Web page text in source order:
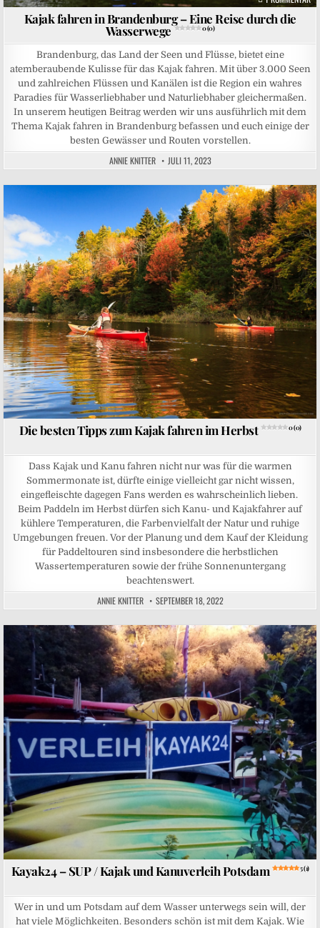
Kajak fahren in Brandenburg – Eine Reise durch die
Wasserwege 0 (0)
Brandenburg, das Land der Seen und Flüsse, bietet eine
atemberaubende Kulisse für das Kajak fahren. Mit über 3.000 Seen
und zahlreichen Flüssen und Kanälen ist die Region ein wahres
Paradies für Wasserliebhaber und Naturliebhaber gleichermaßen.
In unserem heutigen Beitrag werden wir uns ausführlich mit dem
Thema Kajak fahren in Brandenburg befassen und euch einige der
besten Gewässer und Routen vorstellen.
ANNIE KNITTER JULI 11, 2023
Die besten Tipps zum Kajak fahren im Herbst 0 (0)
Dass Kajak und Kanu fahren nicht nur was für die warmen
Sommermonate ist, dürfte einige vielleicht gar nicht wissen,
eingefleischte dagegen Fans werden es wahrscheinlich lieben.
Beim Paddeln im Herbst dürfen sich Kanu- und Kajakfahrer auf
kühlere Temperaturen, die Farbenvielfalt der Natur und ruhige
Umgebungen freuen. Vor der Planung und dem Kauf der Kleidung
für Paddeltouren sind insbesondere die herbstlichen
Wassertemperaturen sowie der frühe Sonnenuntergang
beachtenswert.
ANNIE KNITTER SEPTEMBER 18, 2022
Posted in
Kayak24 – SUP / Kajak und Kanuverleih Potsdam 5 (1)
Wer in und um Potsdam auf dem Wasser unterwegs sein will, der
hat viele Möglichkeiten. Besonders schön ist mit dem Kajak. Wie